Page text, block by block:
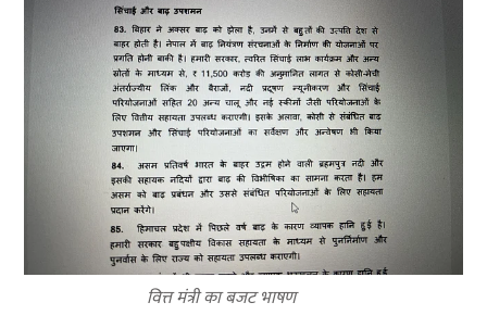
वित्त मंत्री का बजट भाषण